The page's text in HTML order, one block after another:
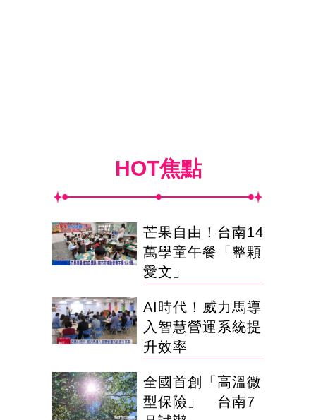
HOT焦點
芒果自由！台南14
萬學童午餐「整顆
愛文」
AI時代！威力馬導
入智慧營運系統提
升效率
全國首創「高溫微
型保險」 台南7